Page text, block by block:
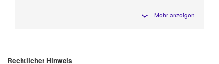
Mehr anzeigen
Rechtlicher Hinweis